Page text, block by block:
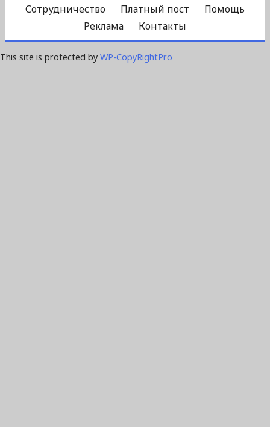
Сотрудничество Платный пост
Помощь
Реклама
Контакты
This site is protected by WP-CopyRightPro